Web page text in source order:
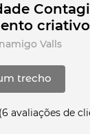
criativo
Valls
trecho
(6 avaliações de